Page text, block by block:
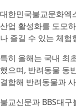
대한민국불교문화엑
산업 활성화를 도모
나 즐길 수 있는 체험
특히 올해는 국내 최
했으며, 반려동물 동
결합해 반려동물과
불교신문과 BBS대